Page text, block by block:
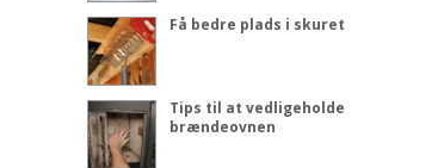
Få bedre plads i skuret
Tips til at vedligeholde
brændeovnen